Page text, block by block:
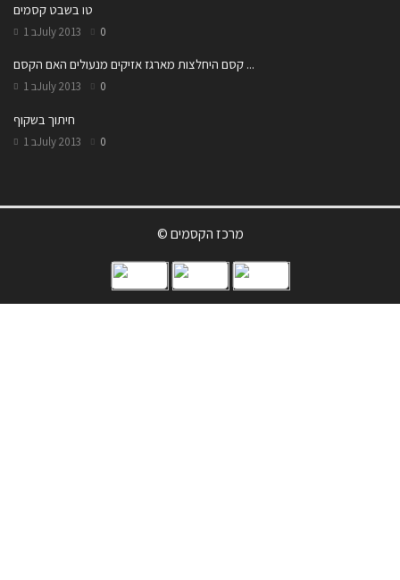
טו בשבט קסמים
1 בJuly 2013 0
קסם היחלצות מארגז אזיקים מנעולים האם הקסם ...
1 בJuly 2013 0
חיתוך בשקוף
1 בJuly 2013 0
© מרכז הקסמים